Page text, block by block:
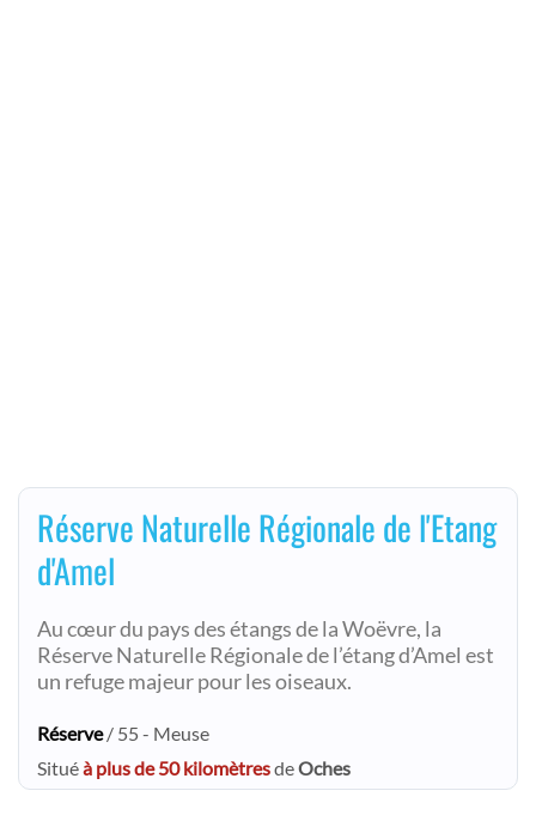
Réserve Naturelle Régionale de l'Etang
d'Amel
Au cœur du pays des étangs de la Woëvre, la
Réserve Naturelle Régionale de l’étang d’Amel est
un refuge majeur pour les oiseaux.
Réserve/ 55 - Meuse
Situéà plus de 50 kilomètresdeOches